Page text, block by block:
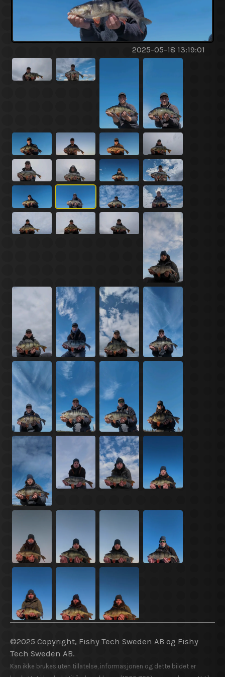
2025-05-18 13:19:01
©2025 Copyright, Fishy Tech Sweden AB og Fishy
Tech Sweden AB.
Kan ikke brukes uten tillatelse, informasjonen og dette bildet er